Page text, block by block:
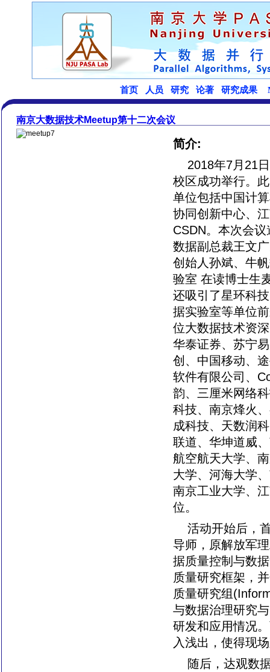
南京大数据技术Meetup第十二次会议
简介:
2018年7月21
校区成功举行。
单位包括中国计
协同创新中心、
CSDN。本次会
数据副总裁王文
创始人孙斌、牛
验室 在读博士生
还吸引了星环科
据实验室等单位
位大数据技术资
华泰证券、苏宁
创、中国移动、
软件有限公司、
韵、三厘米网络
科技、南京烽火
成科技、天数润
联道、华坤道威
航空航天大学、
大学、河海大学
南京工业大学、
位。
活动开始后，
导师，原解放军
据质量控制与数
质量研究框架，
质量研究组
与数据治理研究
研发和应用情况
入浅出，使得现
随后，达观数